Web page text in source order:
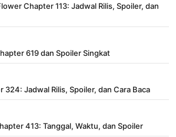
Chapter 113: Jadwal Rilis, Spoiler, dan
619 dan Spoiler Singkat
324: Jadwal Rilis, Spoiler, dan Cara Baca
413: Tanggal, Waktu, dan Spoiler